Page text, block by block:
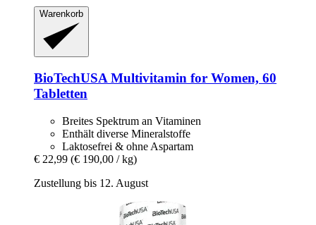
Warenkorb
BioTechUSA Multivitamin for Women, 60
Tabletten
Breites Spektrum an Vitaminen
Enthält diverse Mineralstoffe
Laktosefrei & ohne Aspartam
€ 22,99 (€ 190,00 / kg)
Zustellung bis 12. August